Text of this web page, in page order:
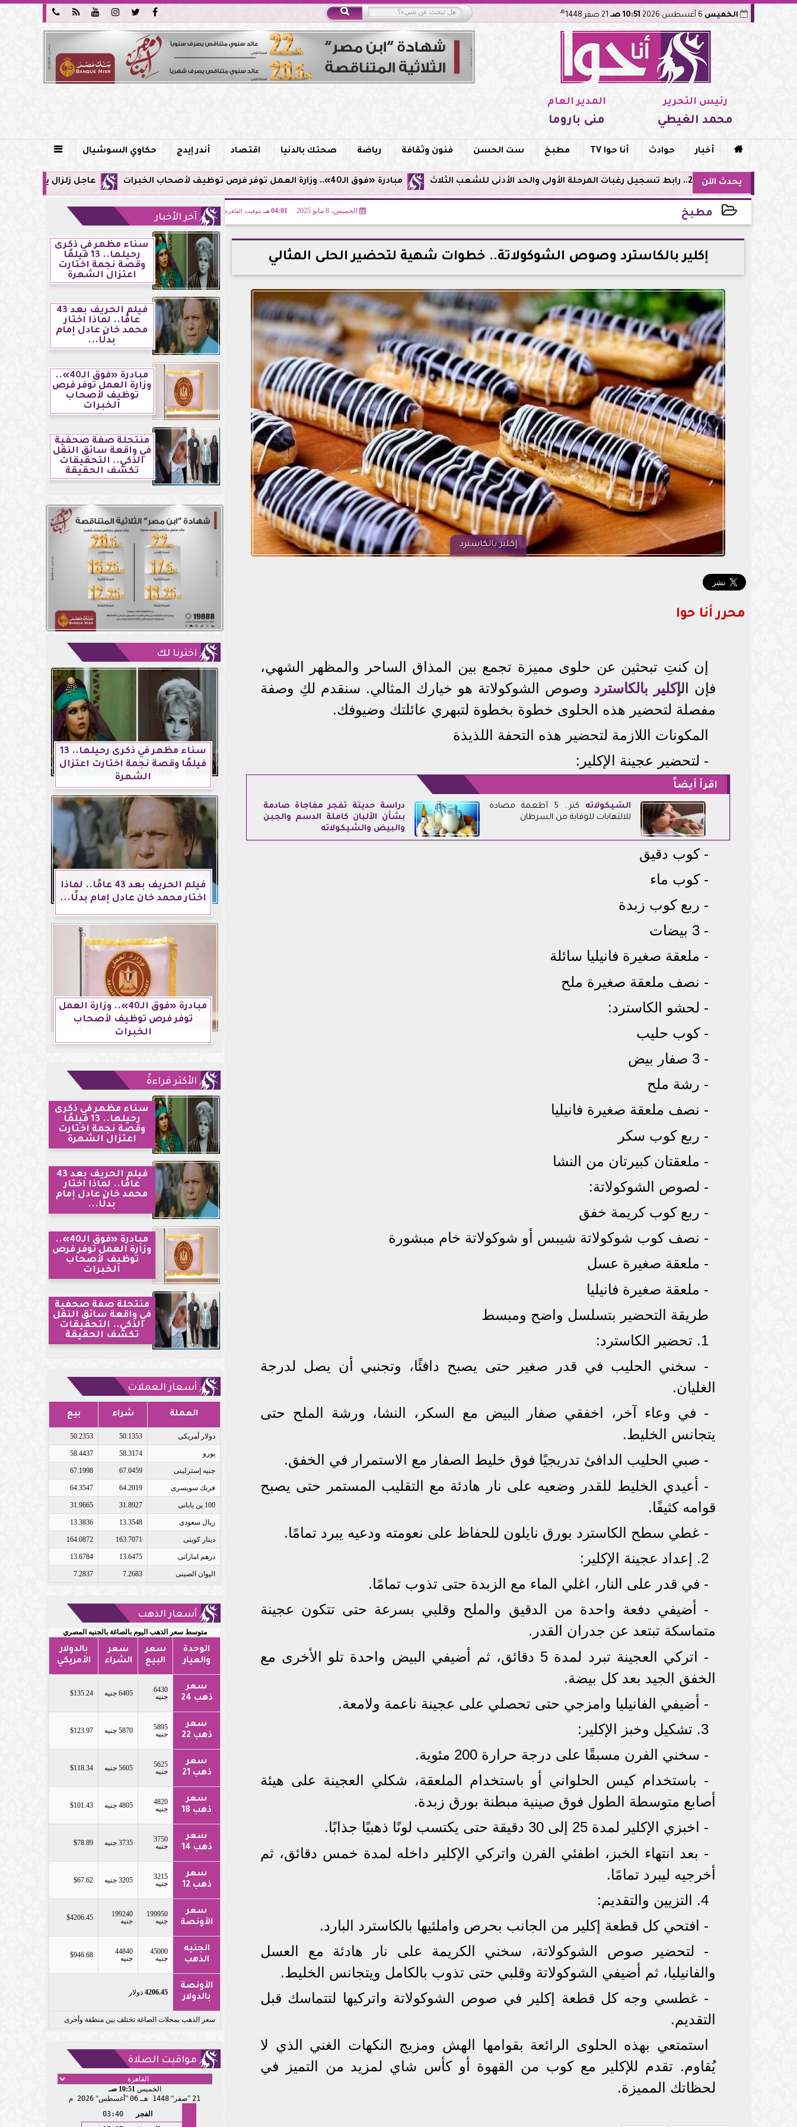





 الخميس 10:51 صـ هـ
رئيس التحرير
محمد الغيطي
المدير العام
منى باروما
 أخبار حوادث أنا حوا TV مطبخ ست الحسن فنون وثقافة رياضة صحتك بالدنيا اقتصاد أندر إيدج حكاوي السوشيال 
يحدث الآن عاجل زلزال يشعر به سكان مصر فجر اليوم الإثنين 3 أغسطس 2026 مبادرة «فوق الـ40».. وزارة العمل توفر فرص توظيف لأصحاب الخبرات
مطبخ الخميس، 8 مايو 2025 04:01 مـ بتوقيت القاهرة
2025-05-08 16:01:35
إكلير بالكاسترد وصوص الشوكولاتة.. خطوات شهية لتحضير الحلى المثالي
إكلير بالكاسترد
محرر أنا حوا
إن كنتِ تبحثين عن حلوى مميزة تجمع بين المذاق الساحر والمظهر الشهي،
فإن الإكلير بالكاسترد وصوص الشوكولاتة هو خيارك المثالي. سنقدم لكِ وصفة
مفصلة لتحضير هذه الحلوى خطوة بخطوة لتبهري عائلتك وضيوفك.
المكونات اللازمة لتحضير هذه التحفة اللذيذة
- لتحضير عجينة الإكلير:
اقرأ أيضاً
الشيكولاته
كنز.. 5 أطعمة مضادة
للالتهابات للوقاية من السرطان
دراسة حديثة تفجر مفاجأة صادمة
بشأن الألبان كاملة الدسم والجبن
والبيض والشيكولاته
- كوب دقيق
- كوب ماء
- ربع كوب زبدة
- 3 بيضات
- ملعقة صغيرة فانيليا سائلة
- نصف ملعقة صغيرة ملح
- لحشو الكاسترد:
- كوب حليب
- 3 صفار بيض
- رشة ملح
- نصف ملعقة صغيرة فانيليا
- ربع كوب سكر
- ملعقتان كبيرتان من النشا
- لصوص الشوكولاتة:
- ربع كوب كريمة خفق
- نصف كوب شوكولاتة شيبس أو شوكولاتة خام مبشورة
- ملعقة صغيرة عسل
- ملعقة صغيرة فانيليا
طريقة التحضير بتسلسل واضح ومبسط
1. تحضير الكاسترد:
- سخني الحليب في قدر صغير حتى يصبح دافئًا، وتجنبي أن يصل لدرجة
الغليان.
- في وعاء آخر، اخفقي صفار البيض مع السكر، النشا، ورشة الملح حتى
يتجانس الخليط.
- صبي الحليب الدافئ تدريجيًا فوق خليط الصفار مع الاستمرار في الخفق.
- أعيدي الخليط للقدر وضعيه على نار هادئة مع التقليب المستمر حتى يصبح
قوامه كثيفًا.
- غطي سطح الكاسترد بورق نايلون للحفاظ على نعومته ودعيه يبرد تمامًا.
2. إعداد عجينة الإكلير:
- في قدر على النار، اغلي الماء مع الزبدة حتى تذوب تمامًا.
- أضيفي دفعة واحدة من الدقيق والملح وقلبي بسرعة حتى تتكون عجينة
متماسكة تبتعد عن جدران القدر.
- اتركي العجينة تبرد لمدة 5 دقائق، ثم أضيفي البيض واحدة تلو الأخرى مع
الخفق الجيد بعد كل بيضة.
- أضيفي الفانيليا وامزجي حتى تحصلي على عجينة ناعمة ولامعة.
3. تشكيل وخبز الإكلير:
- سخني الفرن مسبقًا على درجة حرارة 200 مئوية.
- باستخدام كيس الحلواني أو باستخدام الملعقة، شكلي العجينة على هيئة
أصابع متوسطة الطول فوق صينية مبطنة بورق زبدة.
- اخبزي الإكلير لمدة 25 إلى 30 دقيقة حتى يكتسب لونًا ذهبيًا جذابًا.
- بعد انتهاء الخبز، اطفئي الفرن واتركي الإكلير داخله لمدة خمس دقائق، ثم
أخرجيه ليبرد تمامًا.
4. التزيين والتقديم:
- افتحي كل قطعة إكلير من الجانب بحرص واملئيها بالكاسترد البارد.
- لتحضير صوص الشوكولاتة، سخني الكريمة على نار هادئة مع العسل
والفانيليا، ثم أضيفي الشوكولاتة وقلبي حتى تذوب بالكامل ويتجانس الخليط.
- غطسي وجه كل قطعة إكلير في صوص الشوكولاتة واتركيها لتتماسك قبل
التقديم.
استمتعي بهذه الحلوى الرائعة بقوامها الهش ومزيج النكهات الغني الذي لا
يُقاوم. تقدم للإكلير مع كوب من القهوة أو كأس شاي لمزيد من التميز في
لحظاتك المميزة.
آخر الأخبار
سناء مظهر في ذكرى
رحيلها.. 13 فيلمًا
وقصة نجمة اختارت
اعتزال الشهرة
فيلم الحريف بعد 43
عامًا.. لماذا اختار
محمد خان عادل إمام
بدلًا...
مبادرة «فوق الـ40»..
وزارة العمل توفر فرص
توظيف لأصحاب
الخبرات
منتحلة صفة صحفية
في واقعة سائق النقل
الذكي.. التحقيقات
تكشف الحقيقة
اخترنا لك
سناء مظهر في ذكرى رحيلها.. 13
فيلمًا وقصة نجمة اختارت اعتزال
الشهرة
فيلم الحريف بعد 43 عامًا.. لماذا
اختار محمد خان عادل إمام بدلًا...
مبادرة «فوق الـ40».. وزارة العمل
توفر فرص توظيف لأصحاب
الخبرات
الأكثر قراءةً
سناء مظهر في ذكرى
رحيلها.. 13 فيلمًا
وقصة نجمة اختارت
اعتزال الشهرة
فيلم الحريف بعد 43
عامًا.. لماذا اختار
محمد خان عادل إمام
بدلًا...
مبادرة «فوق الـ40»..
وزارة العمل توفر فرص
توظيف لأصحاب
الخبرات
منتحلة صفة صحفية
في واقعة سائق النقل
الذكي.. التحقيقات
تكشف الحقيقة
أسعار العملات
العملة شراء بيع
دولار أمريكى 50.1353
50.2353
يورو 58.3174
58.4437
جنيه إسترلينى 67.0459
67.1998
فرنك سويسرى 64.2019
64.3547
100 ين يابانى 31.8927
31.9665
ريال سعودى 13.3548
13.3836
دينار كويتى 163.7071
164.0872
درهم اماراتى 13.6475
13.6784
اليوان الصينى 7.2683
7.2837
أسعار الذهب
متوسط سعر الذهب اليوم بالصاغة بالجنيه المصري
الوحدة
والعيار
سعر
البيع
سعر
الشراء
بالدولار
الأمريكي
سعر
ذهب 24
6430
جنيه
6405 جنيه $135.24
سعر
ذهب 22
5895
جنيه
5870 جنيه $123.97
سعر
ذهب 21
5625
جنيه
5605 جنيه $118.34
سعر
ذهب 18
4820
جنيه
4805 جنيه $101.43
سعر
ذهب 14
3750
جنيه
3735 جنيه $78.89
سعر
ذهب 12
3215
جنيه
3205 جنيه $67.62
سعر
الأونصة
199950
جنيه
199240
جنيه
$4206.45
الجنيه
الذهب
45000
جنيه
44840
جنيه
$946.68
الأونصة
بالدولار
4206.45 دولار
سعر الذهب بمحلات الصاغة تختلف بين منطقة وأخرى
مواقيت الصلاة
الخميس10:51 صـ
21 صفر 1448 هـ 06 أغسطس 2026 م
الفجر
03:40